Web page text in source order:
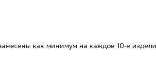
как минимум на каждое 10-е